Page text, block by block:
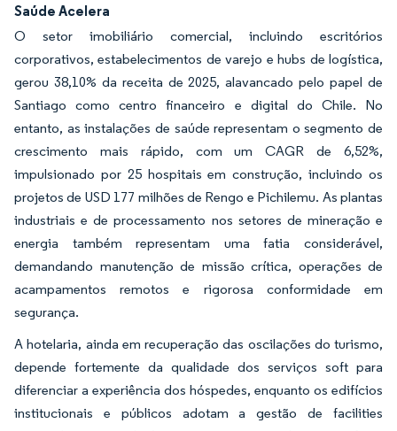
Saúde Acelera
O setor imobiliário comercial, incluindo escritórios
corporativos, estabelecimentos de varejo e hubs de logística,
gerou 38,10% da receita de 2025, alavancado pelo papel de
Santiago como centro financeiro e digital do Chile. No
entanto, as instalações de saúde representam o segmento de
crescimento mais rápido, com um CAGR de 6,52%,
impulsionado por 25 hospitais em construção, incluindo os
projetos de USD 177 milhões de Rengo e Pichilemu. As plantas
industriais e de processamento nos setores de mineração e
energia também representam uma fatia considerável,
demandando manutenção de missão crítica, operações de
acampamentos remotos e rigorosa conformidade em
segurança.
A hotelaria, ainda em recuperação das oscilações do turismo,
depende fortemente da qualidade dos serviços soft para
diferenciar a experiência dos hóspedes, enquanto os edifícios
institucionais e públicos adotam a gestão de facilities